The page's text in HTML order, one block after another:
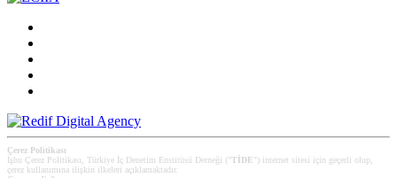
Çerez Politikası
İşbu Çerez Politikası, Türkiye İç Denetim Enstitüsü Derneği (" TİDE ") internet sitesi için geçerli olup,
çerez kullanımına ilişkin ilkeleri açıklamaktadır.